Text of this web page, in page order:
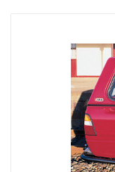
материалов. Этот
для увеличения
использовать
улучшения стиля
сторона кунга
вашему выбору